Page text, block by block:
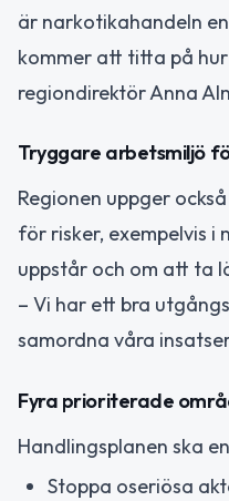
är narkotikahandeln
kommer att titta på
regiondirektör Anna
Tryggare arbetsmiljö
Regionen uppger
för risker, exempelvis
uppstår och om att ta
– Vi har ett bra
samordna våra
Fyra prioriterade
Handlingsplanen ska
Stoppa oseriösa